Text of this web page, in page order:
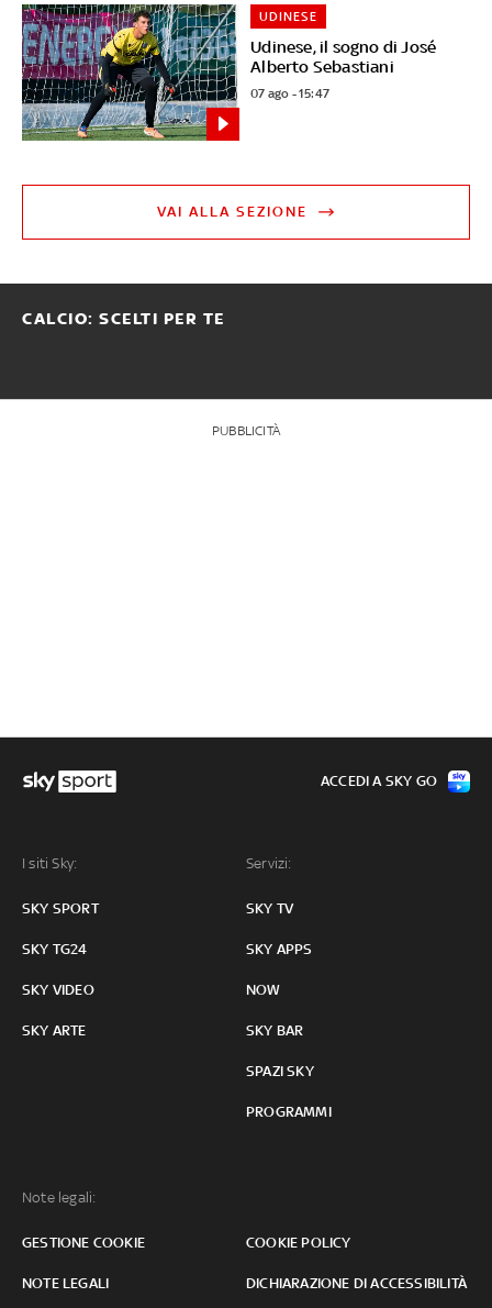
Udinese, il sogno di José
Alberto Sebastiani
UDINESE
07 ago - 15:47
VAI ALLA SEZIONE
CALCIO: SCELTI PER TE
PUBBLICITÀ
I siti Sky:
SKY SPORT
SKY TG24
SKY VIDEO
SKY ARTE
Servizi:
SKY TV
SKY APPS
NOW
SKY BAR
SPAZI SKY
PROGRAMMI
Note legali:
GESTIONE COOKIE COOKIE POLICY
NOTE LEGALI DICHIARAZIONE DI ACCESSIBILITÀ
ACCEDI A SKY GO